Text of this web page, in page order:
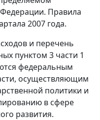
Правила
2007 года.
и перечень
пунктом 3 части 1
федеральным
осуществляющим
политики и
в сфере
развития.